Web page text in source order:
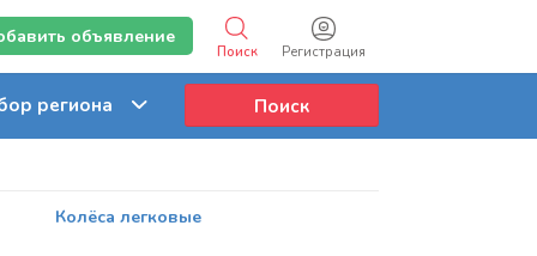
Регистрация
Поиск
объявление
Поиск
Колёса легковые